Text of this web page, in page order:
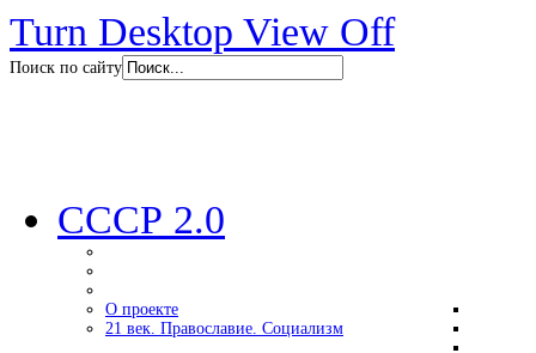
Turn Desktop View Off
Поиск по сайту
СССР 2.0
О проекте
21 век. Православие. Социализм